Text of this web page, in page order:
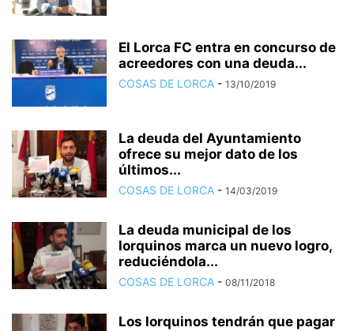
El Lorca FC entra en concurso de
acreedores con una deuda...
COSAS DE LORCA - 13/10/2019
La deuda del Ayuntamiento
ofrece su mejor dato de los
últimos...
COSAS DE LORCA - 14/03/2019
La deuda municipal de los
lorquinos marca un nuevo logro,
reduciéndola...
COSAS DE LORCA - 08/11/2018
Los lorquinos tendrán que pagar